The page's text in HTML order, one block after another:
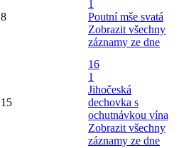
8
1
Poutní mše svatá
Zobrazit všechny
záznamy ze dne
15
16
1
Jihočeská
dechovka s
ochutnávkou vína
Zobrazit všechny
záznamy ze dne